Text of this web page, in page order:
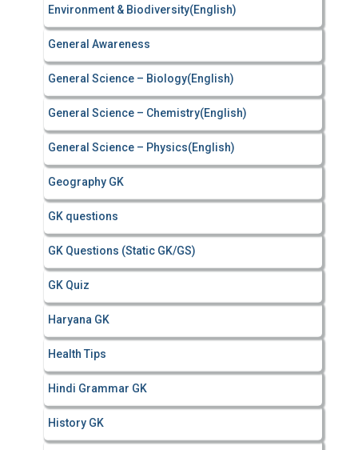
Environment & Biodiversity(English)
General Awareness
General Science – Biology(English)
General Science – Chemistry(English)
General Science – Physics(English)
Geography GK
GK questions
GK Questions (Static GK/GS)
GK Quiz
Haryana GK
Health Tips
Hindi Grammar GK
History GK